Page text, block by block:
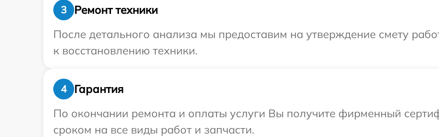
3
Ремонт техники
После детального анализа мы предоставим на утверждение смету
к восстановлению техники.
4
Гарантия
По окончании ремонта и оплаты услуги Вы получите фирменный
сроком на все виды работ и запчасти.